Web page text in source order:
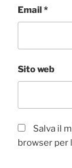
Email*
Sito web
Salva il
browser per